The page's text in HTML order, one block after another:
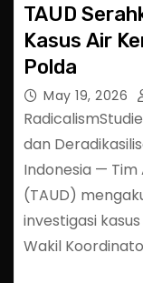
TAUD
Kasus Air
Polda
May 19, 2026
dan
Indonesia —
(TAUD)
investigasi
Wakil